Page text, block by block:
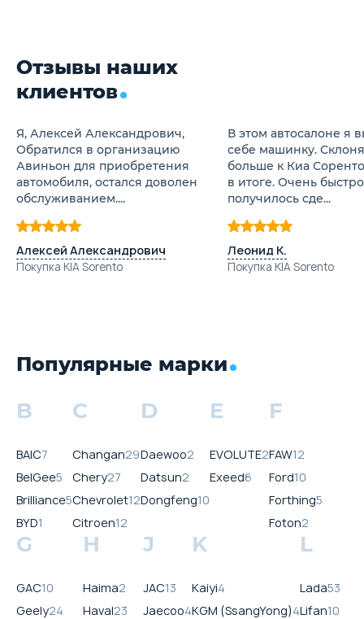
Отзывы наших
клиентов
Я, Алексей Александрович,
Обратился в организацию
Авиньон для приобретения
автомобиля, остался доволен
обслуживанием....
Алексей Александрович
Покупка KIA Sorento
В этом автосалоне я
себе машинку.
больше к Киа
в итоге. Очень быстро
получилось сде...
Леонид К.
Покупка KIA Sorento
Популярные марки
B
BAIC7
BelGee5
Brilliance5
BYD1
C
Changan29
Chery27
Chevrolet12
Citroen12
D
Daewoo2
Datsun2
Dongfeng10
E
EVOLUTE2
Exeed6
F
FAW12
Ford10
Forthing5
Foton2
G
GAC10
Geely24
H
Haima2
Haval23
J
JAC13
Jaecoo4
K
Kaiyi4
KGM (SsangYong)4
L
Lada53
Lifan10